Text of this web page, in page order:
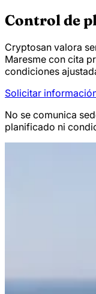
Control de
Cryptosan valora
Maresme con cita
condiciones
Solicitar
No se comunica
planificado ni